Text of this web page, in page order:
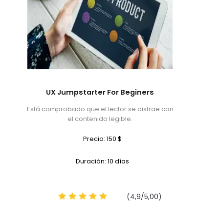
UX Jumpstarter For Beginers
Está comprobado que el lector se distrae con
el contenido legible.
Precio: 150 $
Duración: 10 días
(4,9/5,00)